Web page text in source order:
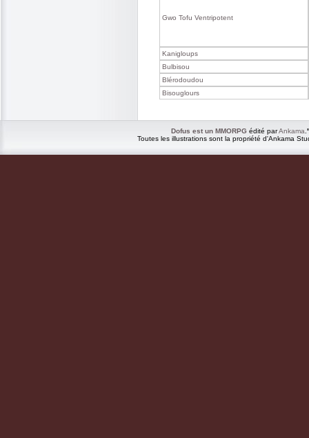
Gwo Tofu Ventripotent
Kanigloups
Bulbisou
Blérodoudou
Bisouglours
Dofus est un MMORPG édité parAnkama.
Toutes les illustrations sont la propriété d'Ankama